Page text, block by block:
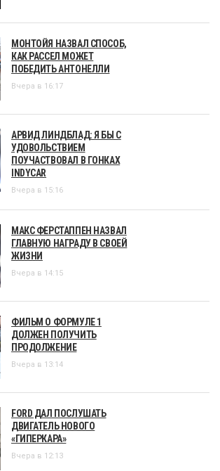
МОНТОЙЯ НАЗВАЛ СПОСОБ,
КАК РАССЕЛ МОЖЕТ
ПОБЕДИТЬ АНТОНЕЛЛИ
Вчера в 16:17
АРВИД ЛИНДБЛАД: Я БЫ С
УДОВОЛЬСТВИЕМ
ПОУЧАСТВОВАЛ В ГОНКАХ
INDYCAR
Вчера в 15:16
МАКС ФЕРСТАППЕН НАЗВАЛ
ГЛАВНУЮ НАГРАДУ В СВОЕЙ
ЖИЗНИ
Вчера в 14:15
ФИЛЬМ О ФОРМУЛЕ 1
ДОЛЖЕН ПОЛУЧИТЬ
ПРОДОЛЖЕНИЕ
Вчера в 13:14
FORD ДАЛ ПОСЛУШАТЬ
ДВИГАТЕЛЬ НОВОГО
«ГИПЕРКАРА»
Вчера в 12:13